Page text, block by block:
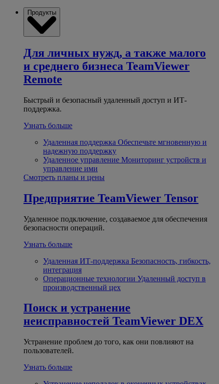
Продукты
Для личных нужд, а также малого
и среднего бизнеса TeamViewer
Remote
Быстрый и безопасный удаленный доступ и ИТ-
поддержка.
Узнать больше
Удаленная поддержка Обеспечьте мгновенную и
надежную поддержку
Удаленное управление Мониторинг устройств и
управление ими
Смотреть планы и цены
Предприятие TeamViewer Tensor
Удаленное подключение, создаваемое для обеспечения
безопасности операций.
Узнать больше
Удаленная ИТ-поддержка Безопасность, гибкость,
интеграция
Операционные технологии Удаленный доступ в
производственный цех
Поиск и устранение
неисправностей TeamViewer DEX
Устранение проблем до того, как они повлияют на
пользователей.
Узнать больше